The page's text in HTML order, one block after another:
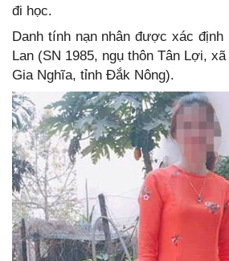
đi học.
Danh tính nạn nhân được xác định
Lan (SN 1985, ngụ thôn Tân Lợi,
Gia Nghĩa, tỉnh Đắk Nông).